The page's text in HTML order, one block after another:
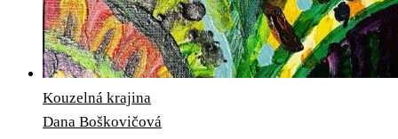
Kouzelná krajina
Dana Boškovičová